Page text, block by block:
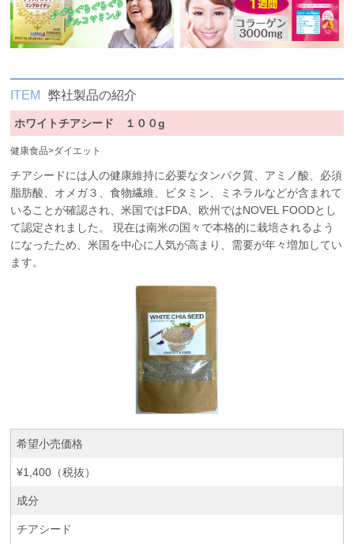
ITEM 弊社製品の紹介
ホワイトチアシード １００g
健康食品>ダイエット
チアシードには人の健康維持に必要なタンパク質、アミノ酸、必須
脂肪酸、オメガ３、食物繊維、ビタミン、ミネラルなどが含まれて
いることが確認され、米国ではFDA、欧州ではNOVEL FOODとし
て認定されました。 現在は南米の国々で本格的に栽培されるよう
になったため、米国を中心に人気が高まり、需要が年々増加してい
ます。
希望小売価格
¥1,400（税抜）
成分
チアシード